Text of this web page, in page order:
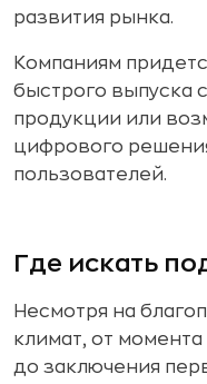
развития рынка.
Компаниям
быстрого выпуска
продукции или
цифрового
пользователей.
Где искать
Несмотря на
климат, от
до заключения